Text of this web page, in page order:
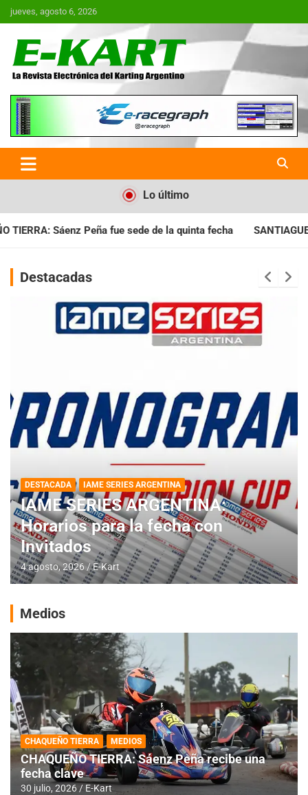
Saltar
al
jueves, agosto 6, 2026
E-Kart.com.ar | La Revista
Electrónica del Karting en
Argentina
Lo último
sede de la quinta fecha SANTIAGUEÑO: Se cumplió con la
Destacadas
DESTACADA IAME SERIES ARGENTINA
IAME SERIES ARGENTINA:
Horarios para la fecha con
Invitados
4 agosto, 2026 E-Kart
Medios
CHAQUEÑO TIERRA MEDIOS
CHAQUEÑO TIERRA: Sáenz Peña recibe una
fecha clave
30 julio, 2026 E-Kart